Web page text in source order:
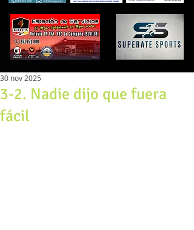
3-2. Nadie dijo que fuera
fácil
30 nov 2025